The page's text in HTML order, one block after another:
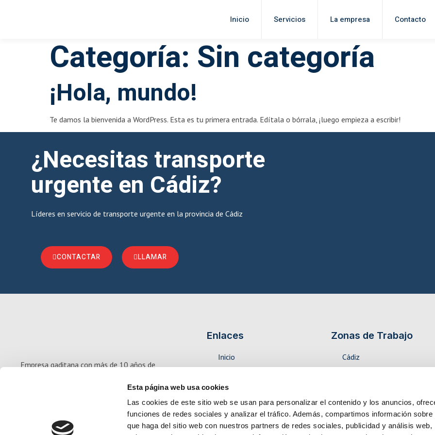
Esta página web usa cookies
Las cookies de este sitio web se usan para personalizar el contenido y los anuncios,
funciones de redes sociales y analizar el tráfico. Además, compartimos información sobre
que haga del sitio web con nuestros partners de redes sociales, publicidad y análisis web,
Inicio Servicios La empresa Contacto
Categoría: Sin categoría
¡Hola, mundo!
Te damos la bienvenida a WordPress. Esta es tu primera entrada. Edítala o bórrala, ¡luego empieza a escribir!
¿Necesitas transporte
urgente en Cádiz?
Líderes en servicio de transporte urgente en la provincia de Cádiz
CONTACTAR LLAMAR
Empresa gaditana con más de 10 años de
sector servicios en Logística Integral.
Enlaces
Inicio
La empresa
Contacto
Zonas de Trabajo
Cádiz